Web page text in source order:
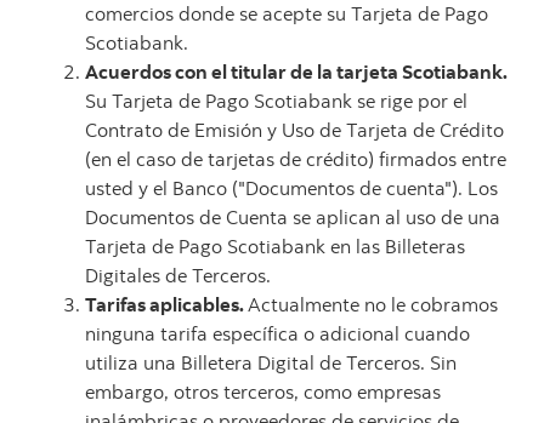
comercios donde se acepte su Tarjeta de Pago
Scotiabank.
Acuerdos con el titular de la tarjeta Scotiabank.
Su Tarjeta de Pago Scotiabank se rige por el
Contrato de Emisión y Uso de Tarjeta de Crédito
(en el caso de tarjetas de crédito) firmados entre
usted y el Banco ("Documentos de cuenta"). Los
Documentos de Cuenta se aplican al uso de una
Tarjeta de Pago Scotiabank en las Billeteras
Digitales de Terceros.
Tarifas aplicables.Actualmente no le cobramos
ninguna tarifa específica o adicional cuando
utiliza una Billetera Digital de Terceros. Sin
embargo, otros terceros, como empresas